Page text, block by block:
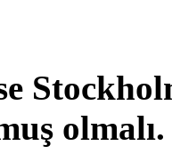
olmalı.